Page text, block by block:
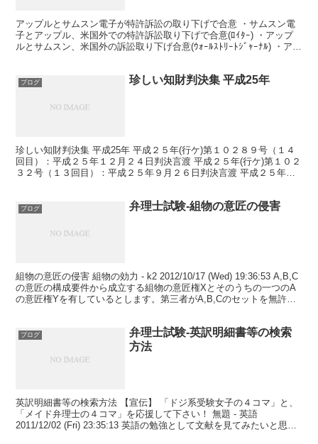
アップルとサムスン電子が特許訴訟の取り下げで合意 ・サムスン電
子とアップル、米国外での特許訴訟取り下げで合意(ﾛｲﾀｰ) ・アップ
ルとサムスン、米国外の訴訟取り下げ合意(ｳｫｰﾙｽﾄﾘｰﾄｼﾞｬｰﾅﾙ) ・アッ
ブログ 珍しい知財判決集 平成25年
珍しい知財判決集 平成25年 平成２５年(行ケ)第１０２８９号（１４
回目）：平成２５年１２月２４日判決言渡 平成２５年(行ケ)第１０２
３２号（１３回目）：平成２５年９月２６日判決言渡 平成２５年
ブログ 弁理士試験-組物の意匠の侵害
組物の意匠の侵害 組物の効力 - k2 2012/10/17 (Wed) 19:36:53 A,B,C
の意匠の構成要件から成立する組物の意匠権Xとそのうちの一つのA
の意匠権Yを有しているとします。第三者がA,B,Cのセットを無許可
ブログ
弁理士試験-英訳明細書等の検索
方法
英訳明細書等の検索方法 【宣伝】 「ドジ系受験女子の４コマ」と、
「メイド弁理士の４コマ」を応援して下さい！ 無題 - 英語
2011/12/02 (Fri) 23:35:13 英語の勉強として文献を見てみたいと思い